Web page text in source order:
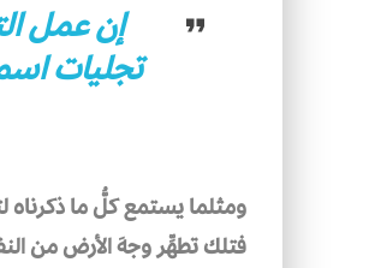
إن عمل
تجليات
ومثلما يستمع كلُّ ما ذكرناه
فتلك تطهِّر وجهَ الأرض من